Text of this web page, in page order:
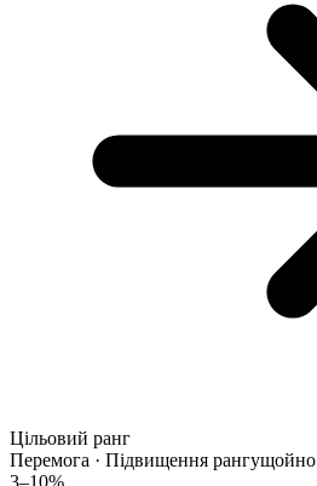
Цільовий ранг
Перемога · Підвищення рангущойно
3–10%